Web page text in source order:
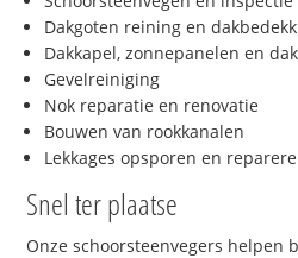
Dakgoten reining en
Dakkapel, zonnepanelen en
Gevelreiniging
Nok reparatie en renovatie
Bouwen van rookkanalen
Lekkages opsporen en
Snel ter plaatse
Onze schoorsteenvegers helpen